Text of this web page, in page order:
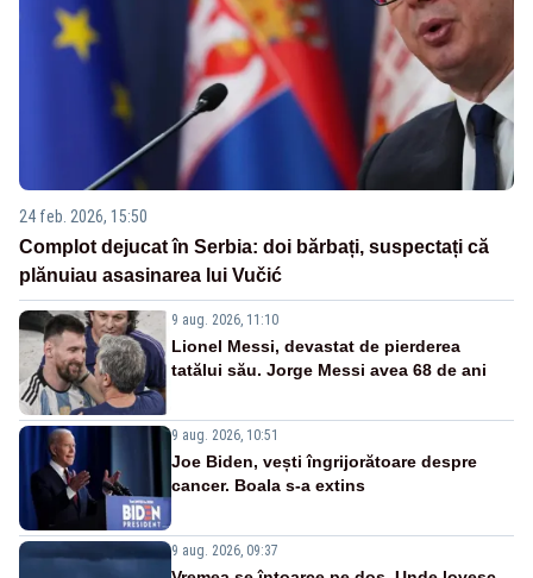
24 feb. 2026, 15:50
Complot dejucat în Serbia: doi bărbați, suspectați că
plănuiau asasinarea lui Vučić
9 aug. 2026, 11:10
Lionel Messi, devastat de pierderea
tatălui său. Jorge Messi avea 68 de ani
9 aug. 2026, 10:51
Joe Biden, vești îngrijorătoare despre
cancer. Boala s-a extins
9 aug. 2026, 09:37